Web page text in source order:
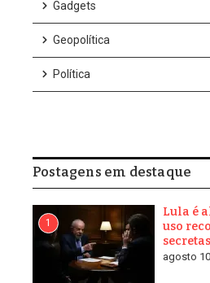
nenhuma medida contra isso,
americanas e apareceria”.
“Com o empenho do presidente Lula
imparcialidade; da soberania
acrescentou o ministro.
Moraes lembrou que Lula havia
permitiria intervenção na soberania
o Brasil dá exemplo de democracia e
os países do mundo”.